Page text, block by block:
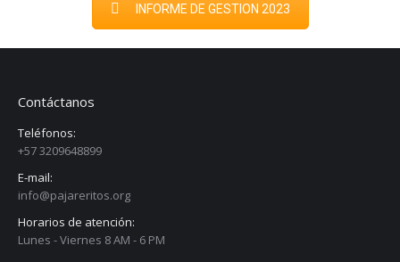
INFORME DE GESTION 2023
Contáctanos
Teléfonos:
+57 3209648899
E-mail:
info@pajareritos.org
Horarios de atención:
Lunes - Viernes 8 AM - 6 PM